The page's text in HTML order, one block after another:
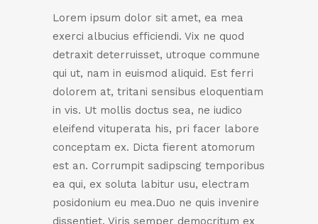
Lorem ipsum dolor sit amet, ea mea
exerci albucius efficiendi. Vix ne quod
detraxit deterruisset, utroque commune
qui ut, nam in euismod aliquid. Est ferri
dolorem at, tritani sensibus eloquentiam
in vis. Ut mollis doctus sea, ne iudico
eleifend vituperata his, pri facer labore
conceptam ex. Dicta fierent atomorum
est an. Corrumpit sadipscing temporibus
ea qui, ex soluta labitur usu, electram
posidonium eu mea.Duo ne quis invenire
dissentiet. Viris semper democritum ex